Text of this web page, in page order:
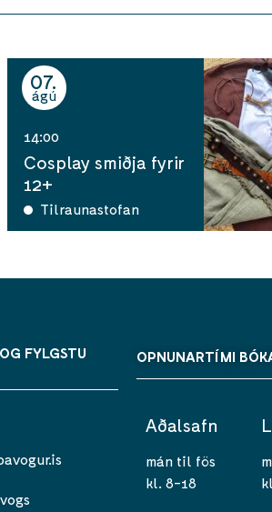
07
ágú
14:00
Cosplay smiðja fyrir
12+
Tilraunastofan
FYLGSTU
OPNUNARTÍMI
Aðalsafn
mán til fös
kl. 8-18